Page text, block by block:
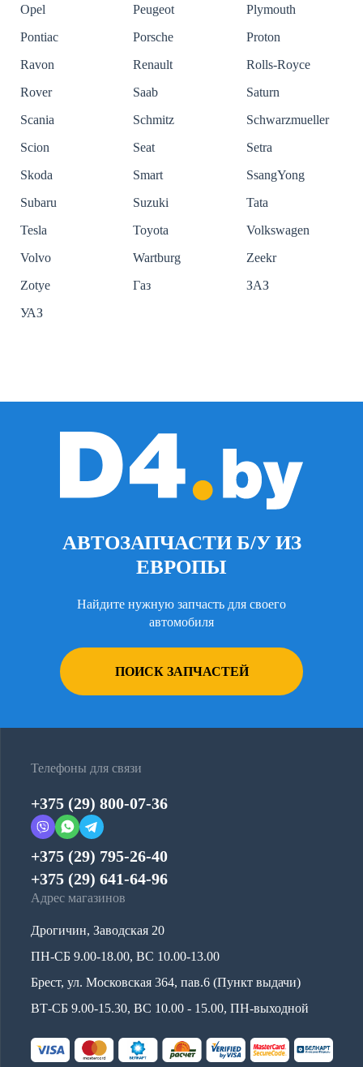
Opel
Peugeot
Plymouth
Pontiac
Porsche
Proton
Ravon
Renault
Rolls-Royce
Rover
Saab
Saturn
Scania
Schmitz
Schwarzmueller
Scion
Seat
Setra
Skoda
Smart
SsangYong
Subaru
Suzuki
Tata
Tesla
Toyota
Volkswagen
Volvo
Wartburg
Zeekr
Zotye
Газ
ЗАЗ
УАЗ
АВТОЗАПЧАСТИ Б/У ИЗ
ЕВРОПЫ
Найдите нужную запчасть для своего
автомобиля
ПОИСК ЗАПЧАСТЕЙ
Телефоны для связи
+375 (29) 800-07-36
+375 (29) 795-26-40
+375 (29) 641-64-96
Адрес магазинов
Дрогичин, Заводская 20
ПН-СБ 9.00-18.00, ВС 10.00-13.00
Брест, ул. Московская 364, пав.6 (Пункт выдачи)
ВТ-СБ 9.00-15.30, ВС 10.00 - 15.00, ПН-выходной